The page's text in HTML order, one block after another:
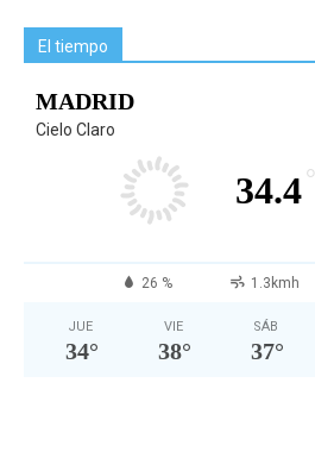
El tiempo
MADRID
Cielo Claro
34.4°
26 % 1.3kmh
JUE
34°
VIE
38°
SÁB
37°